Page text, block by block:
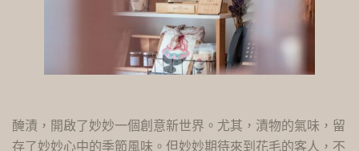
醃漬，開啟了妙妙一個創意新世界。尤其，漬物的氣味，留
存了妙妙心中的季節風味。但妙妙期待來到花毛的客人，不